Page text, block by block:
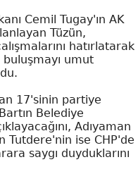
Cemil Tugay'ın AK
Tüzün,
hatırlatarak
umut
17'sinin partiye
Belediye
Adıyaman
Tutdere'nin ise CHP'de
saygı duyduklarını